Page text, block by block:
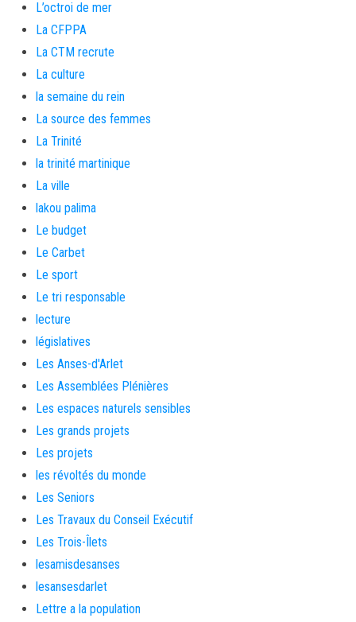
L’octroi de mer
La CFPPA
La CTM recrute
La culture
la semaine du rein
La source des femmes
La Trinité
la trinité martinique
La ville
lakou palima
Le budget
Le Carbet
Le sport
Le tri responsable
lecture
législatives
Les Anses-d'Arlet
Les Assemblées Plénières
Les espaces naturels sensibles
Les grands projets
Les projets
les révoltés du monde
Les Seniors
Les Travaux du Conseil Exécutif
Les Trois-Îlets
lesamisdesanses
lesansesdarlet
Lettre a la population